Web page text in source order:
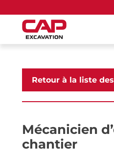
Retour à la liste
Mécanicien
chantier